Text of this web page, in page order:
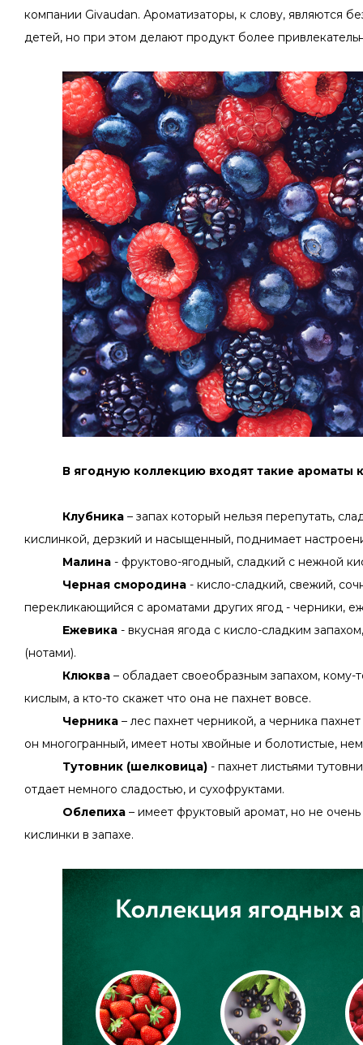
компании Givaudan. Ароматизаторы, к слову, являются
детей, но при этом делают продукт более
В ягодную коллекцию входят такие ароматы
Клубника – запах который нельзя перепутать,
кислинкой, дерзкий и насыщенный, поднимает
Малина - фруктово-ягодный, сладкий с нежной
Черная смородина - кисло-сладкий, свежий,
перекликающийся с ароматами других ягод - черники,
Ежевика - вкусная ягода с кисло-сладким
(нотами).
Клюква – обладает своеобразным запахом,
кислым, а кто-то скажет что она не пахнет вовсе.
Черника– лес пахнет черникой, а черника
он многогранный, имеет ноты хвойные и болотистые,
Тутовник (шелковица) - пахнет листьями
отдает немного сладостью, и сухофруктами.
Облепиха – имеет фруктовый аромат, но не
кислинки в запахе.